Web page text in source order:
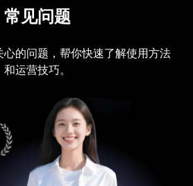
常见问题
的问题，帮你快速了解使用方法
和运营技巧。